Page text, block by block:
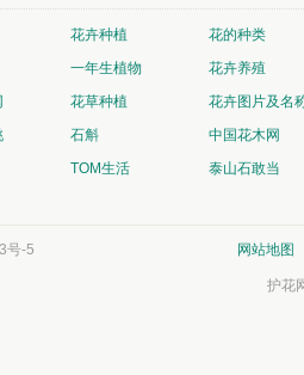
花卉种植
花的种类
一年生植物
花卉养殖
花草种植
花卉图片及名
石斛
中国花木网
TOM生活 泰山石敢当
号-5 网站地图
护花